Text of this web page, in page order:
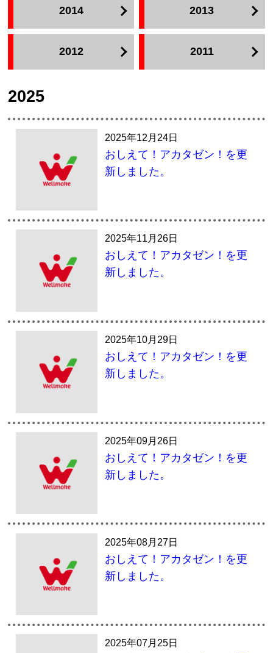
2014 2013
2012 2011
2025
2025年12月24日
おしえて！アカタゼン！を更
新しました。
2025年11月26日
おしえて！アカタゼン！を更
新しました。
2025年10月29日
おしえて！アカタゼン！を更
新しました。
2025年09月26日
おしえて！アカタゼン！を更
新しました。
2025年08月27日
おしえて！アカタゼン！を更
新しました。
2025年07月25日